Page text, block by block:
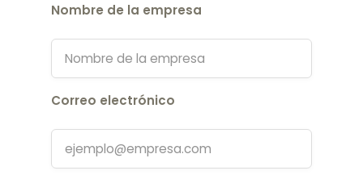
Nombre de la empresa
Correo electrónico